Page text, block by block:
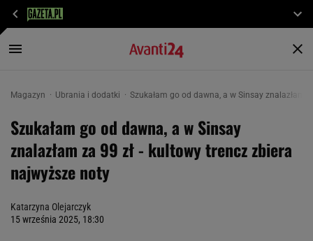
Magazyn Ubrania i dodatki Szukałam go od dawna, a w Sinsay znalazłam
Szukałam go od dawna, a w Sinsay
znalazłam za 99 zł - kultowy trencz zbiera
najwyższe noty
Katarzyna Olejarczyk
15 września 2025, 18:30